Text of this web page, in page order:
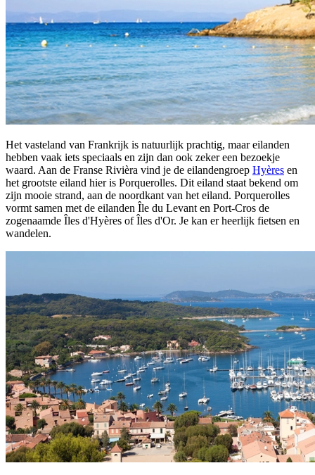
Het vasteland van Frankrijk is natuurlijk prachtig, maar eilanden
hebben vaak iets speciaals en zijn dan ook zeker een bezoekje
waard. Aan de Franse Rivièra vind je de eilandengroep Hyères en
het grootste eiland hier is Porquerolles. Dit eiland staat bekend om
zijn mooie strand, aan de noordkant van het eiland. Porquerolles
vormt samen met de eilanden Île du Levant en Port-Cros de
zogenaamde Îles d'Hyères of Îles d'Or. Je kan er heerlijk fietsen en
wandelen.